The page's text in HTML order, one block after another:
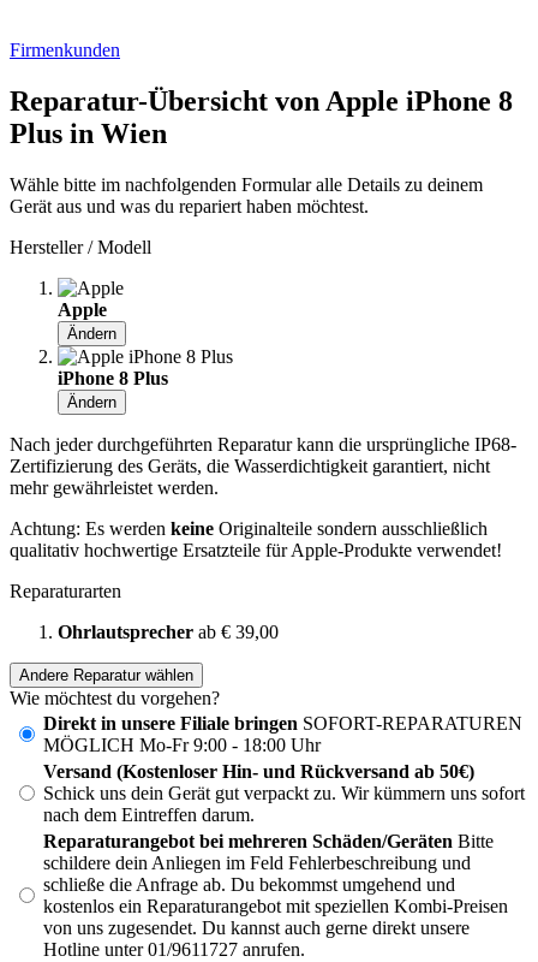
Firmenkunden
Reparatur-Übersicht von Apple iPhone 8
Plus in Wien
Wähle bitte im nachfolgenden Formular alle Details zu deinem
Gerät aus und was du repariert haben möchtest.
Hersteller / Modell
Apple
Ändern
iPhone 8 Plus
Ändern
Nach jeder durchgeführten Reparatur kann die ursprüngliche IP68-
Zertifizierung des Geräts, die Wasserdichtigkeit garantiert, nicht
mehr gewährleistet werden.
Achtung: Es werden keine Originalteile sondern ausschließlich
qualitativ hochwertige Ersatzteile für Apple-Produkte verwendet!
Reparaturarten
Ohrlautsprecher ab € 39,00
Andere Reparatur wählen
Wie möchtest du vorgehen?
Direkt in unsere Filiale bringen SOFORT-REPARATUREN
MÖGLICH Mo-Fr 9:00 - 18:00 Uhr
Versand (Kostenloser Hin- und Rückversand ab 50€)
Schick uns dein Gerät gut verpackt zu. Wir kümmern uns sofort
nach dem Eintreffen darum.
Reparaturangebot bei mehreren Schäden/Geräten Bitte
schildere dein Anliegen im Feld Fehlerbeschreibung und
schließe die Anfrage ab. Du bekommst umgehend und
kostenlos ein Reparaturangebot mit speziellen Kombi-Preisen
von uns zugesendet. Du kannst auch gerne direkt unsere
Hotline unter 01/9611727 anrufen.